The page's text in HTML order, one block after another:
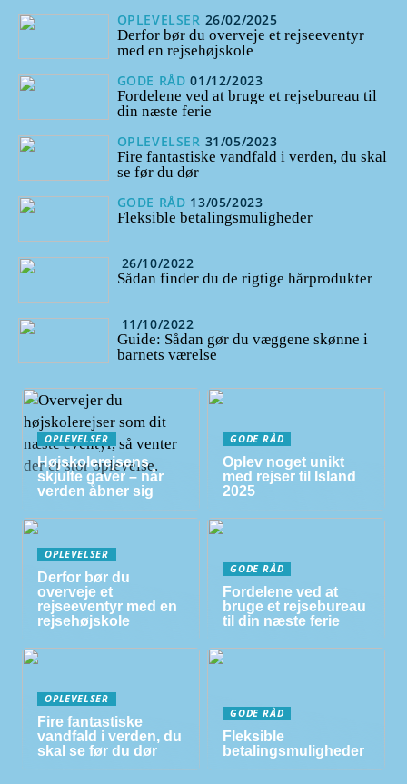
OPLEVELSER 26/02/2025
Derfor bør du overveje et rejseeventyr
med en rejsehøjskole
GODE RÅD 01/12/2023
Fordelene ved at bruge et rejsebureau til
din næste ferie
OPLEVELSER 31/05/2023
Fire fantastiske vandfald i verden, du skal
se før du dør
GODE RÅD 13/05/2023
Fleksible betalingsmuligheder
26/10/2022
Sådan finder du de rigtige hårprodukter
11/10/2022
Guide: Sådan gør du væggene skønne i
barnets værelse
OPLEVELSER
Højskolerejsens
skjulte gaver – når
verden åbner sig
GODE RÅD
Oplev noget unikt
med rejser til Island
2025
OPLEVELSER
Derfor bør du
overveje et
rejseeventyr med en
rejsehøjskole
GODE RÅD
Fordelene ved at
bruge et rejsebureau
til din næste ferie
OPLEVELSER
Fire fantastiske
vandfald i verden, du
skal se før du dør
GODE RÅD
Fleksible
betalingsmuligheder